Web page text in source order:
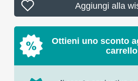
Aggiungi alla
Ottieni uno sconto
carrello